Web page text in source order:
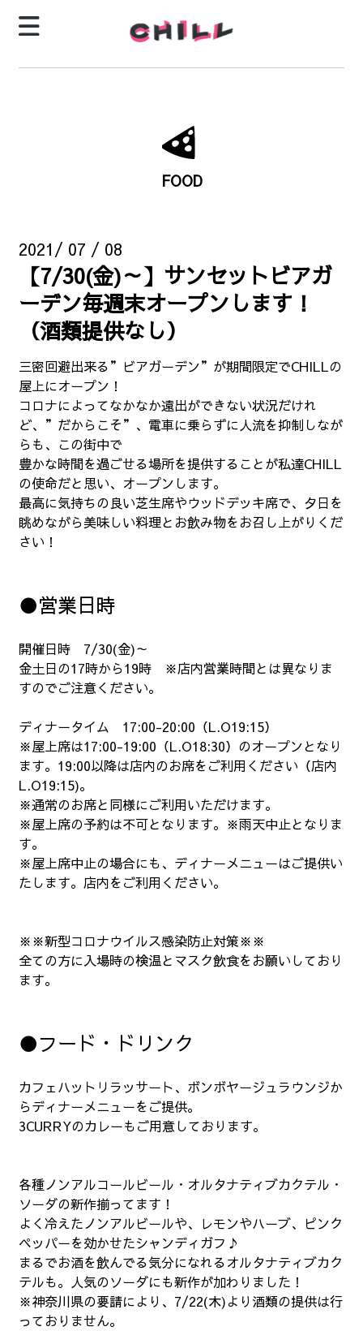
FOOD
2021/ 07 / 08
【7/30(金)～】サンセットビアガ
ーデン毎週末オープンします！
（酒類提供なし）
三密回避出来る”ビアガーデン”が期間限定でCHILLの
屋上にオープン！
コロナによってなかなか遠出ができない状況だけれ
ど、”だからこそ”、電車に乗らずに人流を抑制しなが
らも、この街中で
豊かな時間を過ごせる場所を提供することが私達CHILL
の使命だと思い、オープンします。
最高に気持ちの良い芝生席やウッドデッキ席で、夕日を
眺めながら美味しい料理とお飲み物をお召し上がりくだ
さい！
●営業日時
開催日時 7/30(金)～
金土日の17時から19時 ※店内営業時間とは異なりま
すのでご注意ください。
ディナータイム 17:00-20:00（L.O19:15）
※屋上席は17:00-19:00（L.O18:30）のオープンとなり
ます。19:00以降は店内のお席をご利用ください（店内
L.O19:15)。
※通常のお席と同様にご利用いただけます。
※屋上席の予約は不可となります。※雨天中止となりま
す。
※屋上席中止の場合にも、ディナーメニューはご提供い
たします。店内をご利用ください。
※※新型コロナウイルス感染防止対策※※
全ての方に入場時の検温とマスク飲食をお願いしており
ます。
●フード・ドリンク
カフェハットリラッサート、ボンボヤージュラウンジか
らディナーメニューをご提供。
3CURRYのカレーもご用意しております。
各種ノンアルコールビール・オルタナティブカクテル・
ソーダの新作揃ってます！
よく冷えたノンアルビールや、レモンやハーブ、ピンク
ペッパーを効かせたシャンディガフ♪
まるでお酒を飲んでる気分になれるオルタナティブカク
テルも。人気のソーダにも新作が加わりました！
※神奈川県の要請により、7/22(木)より酒類の提供は行
っておりません。